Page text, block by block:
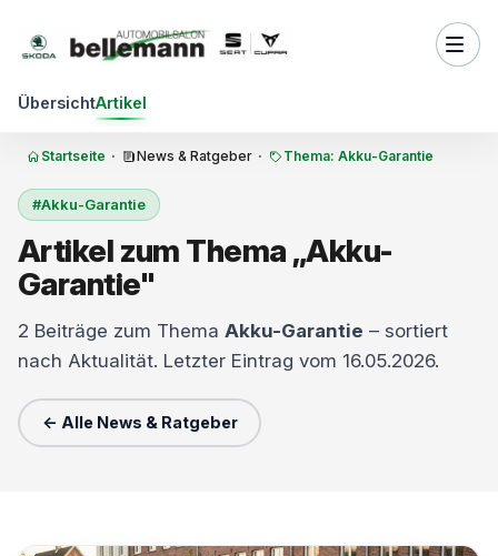
ÜbersichtArtikel
Startseite · News & Ratgeber · Thema: Akku-Garantie
#Akku-Garantie
Artikel zum Thema „Akku-
Garantie"
2 Beiträge zum Thema Akku-Garantie – sortiert
nach Aktualität. Letzter Eintrag vom 16.05.2026.
← Alle News & Ratgeber